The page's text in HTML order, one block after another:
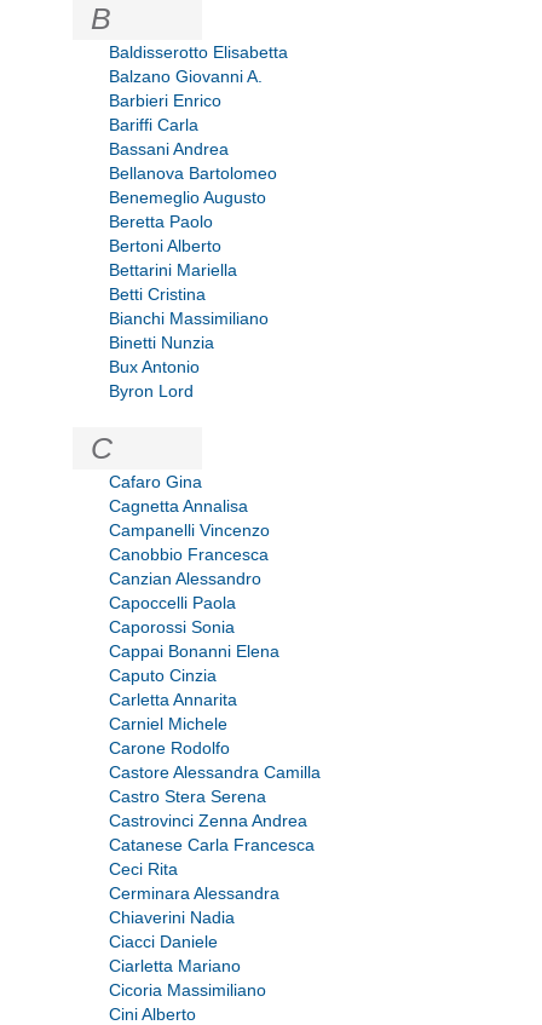
B
Baldisserotto Elisabetta
Balzano Giovanni A.
Barbieri Enrico
Bariffi Carla
Bassani Andrea
Bellanova Bartolomeo
Benemeglio Augusto
Beretta Paolo
Bertoni Alberto
Bettarini Mariella
Betti Cristina
Bianchi Massimiliano
Binetti Nunzia
Bux Antonio
Byron Lord
C
Cafaro Gina
Cagnetta Annalisa
Campanelli Vincenzo
Canobbio Francesca
Canzian Alessandro
Capoccelli Paola
Caporossi Sonia
Cappai Bonanni Elena
Caputo Cinzia
Carletta Annarita
Carniel Michele
Carone Rodolfo
Castore Alessandra Camilla
Castro Stera Serena
Castrovinci Zenna Andrea
Catanese Carla Francesca
Ceci Rita
Cerminara Alessandra
Chiaverini Nadia
Ciacci Daniele
Ciarletta Mariano
Cicoria Massimiliano
Cini Alberto